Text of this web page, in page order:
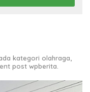
kategori olahraga,
post wpberita.